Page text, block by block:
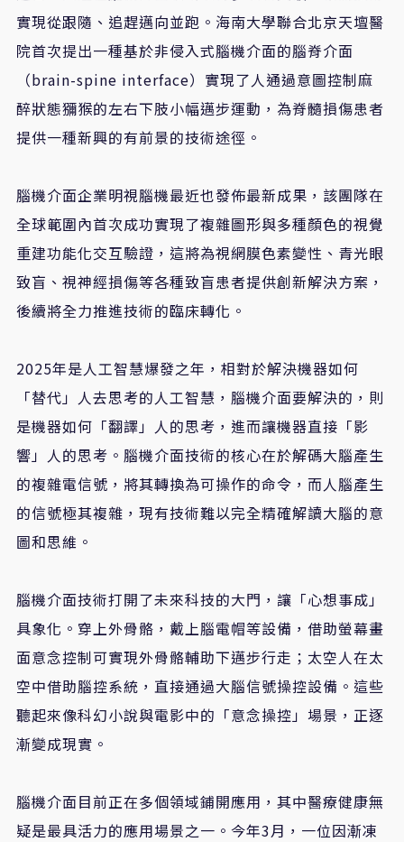
實現從跟隨、追趕邁向並跑。海南大學聯合北京天壇醫
院首次提出一種基於非侵入式腦機介面的腦脊介面
（brain-spine interface）實現了人通過意圖控制麻
醉狀態獼猴的左右下肢小幅邁步運動，為脊髓損傷患者
提供一種新興的有前景的技術途徑。
腦機介面企業明視腦機最近也發佈最新成果，該團隊在
全球範圍內首次成功實現了複雜圖形與多種顏色的視覺
重建功能化交互驗證，這將為視網膜色素變性、青光眼
致盲、視神經損傷等各種致盲患者提供創新解決方案，
後續將全力推進技術的臨床轉化。
2025年是人工智慧爆發之年，相對於解決機器如何
「替代」人去思考的人工智慧，腦機介面要解決的，則
是機器如何「翻譯」人的思考，進而讓機器直接「影
響」人的思考。腦機介面技術的核心在於解碼大腦產生
的複雜電信號，將其轉換為可操作的命令，而人腦產生
的信號極其複雜，現有技術難以完全精確解讀大腦的意
圖和思維。
腦機介面技術打開了未來科技的大門，讓「心想事成」
具象化。穿上外骨骼，戴上腦電帽等設備，借助螢幕畫
面意念控制可實現外骨骼輔助下邁步行走；太空人在太
空中借助腦控系統，直接通過大腦信號操控設備。這些
聽起來像科幻小說與電影中的「意念操控」場景，正逐
漸變成現實。
腦機介面目前正在多個領域鋪開應用，其中醫療健康無
疑是最具活力的應用場景之一。今年3月，一位因漸凍